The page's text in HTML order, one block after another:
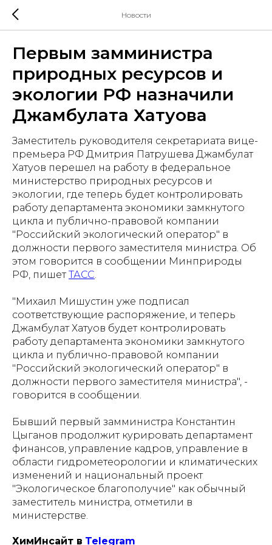
Новости
Первым замминистра
природных ресурсов и
экологии РФ назначили
Джамбулата Хатуова
Заместитель руководителя секретариата вице-
премьера РФ Дмитрия Патрушева Джамбулат
Хатуов перешел на работу в федеральное
министерство природных ресурсов и
экологии, где теперь будет контролировать
работу департамента экономики замкнутого
цикла и публично-правовой компании
"Российский экологический оператор" в
должности первого заместителя министра. Об
этом говорится в сообщении Минприроды
РФ, пишетТАСС.
"Михаил Мишустин уже подписал
соответствующие распоряжение, и теперь
Джамбулат Хатуов будет контролировать
работу департамента экономики замкнутого
цикла и публично-правовой компании
"Российский экологический оператор" в
должности первого заместителя министра", -
говорится в сообщении.
Бывший первый замминистра Константин
Цыганов продолжит курировать департамент
финансов, управление кадров, управление в
области гидрометеорологии и климатических
изменений и национальный проект
"Экологическое благополучие" как обычный
заместитель министра, отметили в
министерстве.
ХимИнсайт в Telegram